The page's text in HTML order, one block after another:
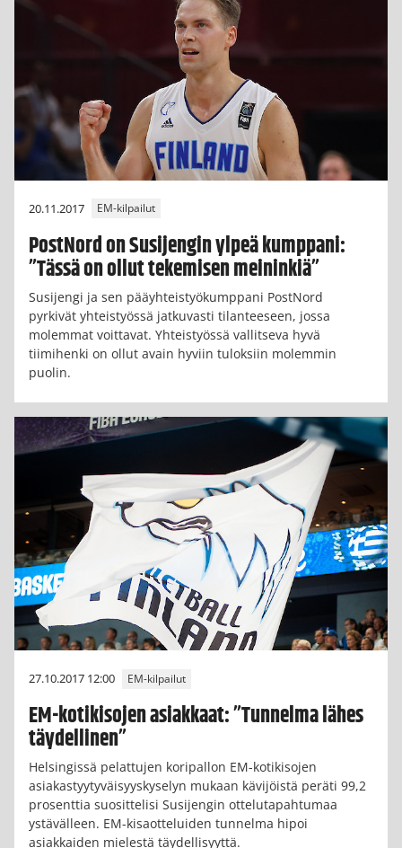
20.11.2017 EM-kilpailut
PostNord on Susijengin ylpeä kumppani:
”Tässä on ollut tekemisen meininkiä”
Susijengi ja sen pääyhteistyökumppani PostNord
pyrkivät yhteistyössä jatkuvasti tilanteeseen, jossa
molemmat voittavat. Yhteistyössä vallitseva hyvä
tiimihenki on ollut avain hyviin tuloksiin molemmin
puolin.
27.10.2017 12:00 EM-kilpailut
EM-kotikisojen asiakkaat: ”Tunnelma lähes
täydellinen”
Helsingissä pelattujen koripallon EM-kotikisojen
asiakastyytyväisyyskyselyn mukaan kävijöistä peräti 99,2
prosenttia suosittelisi Susijengin ottelutapahtumaa
ystävälleen. EM-kisaotteluiden tunnelma hipoi
asiakkaiden mielestä täydellisyyttä.